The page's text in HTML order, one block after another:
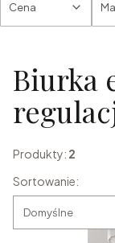
Cena
Biurka
Produkty: 2
Lista
Sortowanie:
Domyślne